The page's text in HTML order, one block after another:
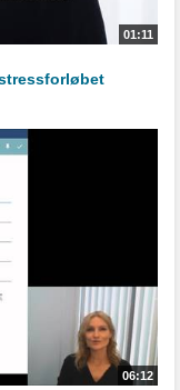
01:11
06:12